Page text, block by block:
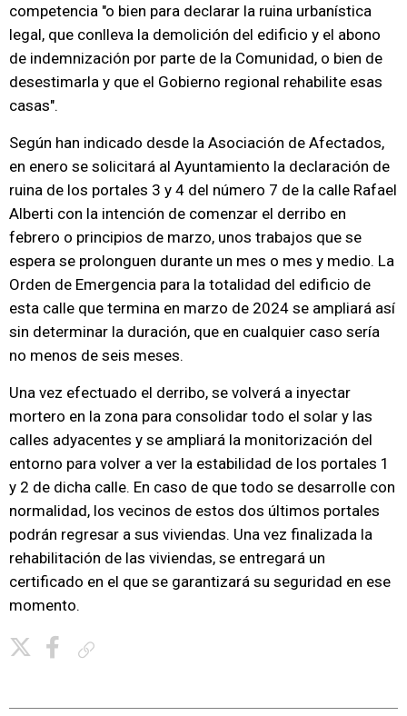
competencia "o bien para declarar la ruina urbanística
legal, que conlleva la demolición del edificio y el abono
de indemnización por parte de la Comunidad, o bien de
desestimarla y que el Gobierno regional rehabilite esas
casas".
Según han indicado desde la Asociación de Afectados,
en enero se solicitará al Ayuntamiento la declaración de
ruina de los portales 3 y 4 del número 7 de la calle Rafael
Alberti con la intención de comenzar el derribo en
febrero o principios de marzo, unos trabajos que se
espera se prolonguen durante un mes o mes y medio. La
Orden de Emergencia para la totalidad del edificio de
esta calle que termina en marzo de 2024 se ampliará así
sin determinar la duración, que en cualquier caso sería
no menos de seis meses.
Una vez efectuado el derribo, se volverá a inyectar
mortero en la zona para consolidar todo el solar y las
calles adyacentes y se ampliará la monitorización del
entorno para volver a ver la estabilidad de los portales 1
y 2 de dicha calle. En caso de que todo se desarrolle con
normalidad, los vecinos de estos dos últimos portales
podrán regresar a sus viviendas. Una vez finalizada la
rehabilitación de las viviendas, se entregará un
certificado en el que se garantizará su seguridad en ese
momento.